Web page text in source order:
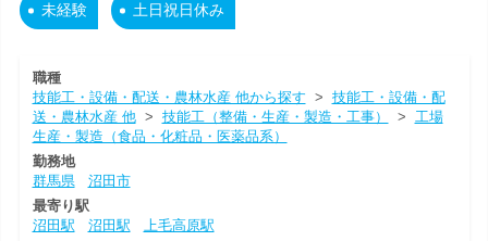
未経験 土日祝日休み
職種
技能工・設備・配送・農林水産 他から探す > 技能工・設備・配
送・農林水産 他> 技能工（整備・生産・製造・工事） > 工場
生産・製造（食品・化粧品・医薬品系）
勤務地
群馬県
沼田市
最寄り駅
沼田駅
沼田駅 上毛高原駅